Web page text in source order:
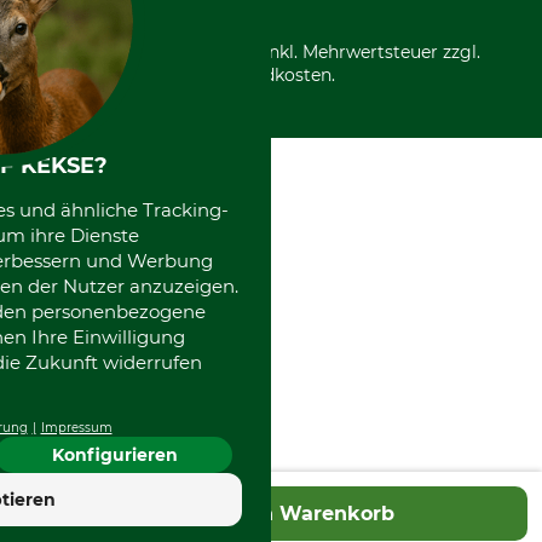
In den Warenkorb
*Alle Preise in Euro und inkl. Mehrwertsteuer zzgl.
Versandkosten.
KEKSE?
und ähnliche Tracking-
ihre Dienste
und Werbung
der Nutzer anzuzeigen.
personenbezogene
Ihre Einwilligung
Zukunft widerrufen
Impressum
Konfigurieren